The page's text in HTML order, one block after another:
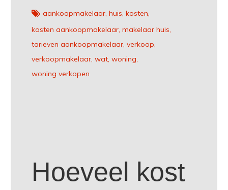
aankoopmakelaar huis kosten
kosten aankoopmakelaar makelaar huis
tarieven aankoopmakelaar verkoop
verkoopmakelaar wat woning
woning verkopen
Hoeveel kost